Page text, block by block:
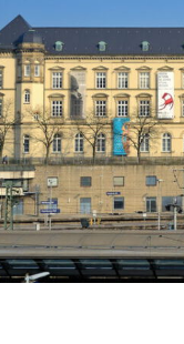
Kontraste